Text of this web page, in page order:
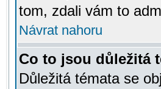
tom, zdali vám to
Návrat nahoru
Co to jsou důležitá
Důležitá témata se